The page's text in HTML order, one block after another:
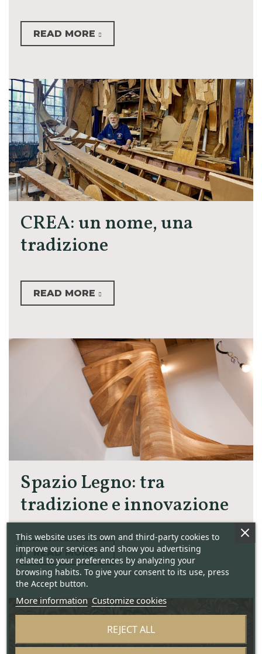
READ MORE
CREA: un nome, una
tradizione
READ MORE
Spazio Legno: tra
tradizione e innovazione
READ MORE
This website uses its own and third-party cookies to
improve our services and show you advertising
related to your preferences by analyzing your
browsing habits. To give your consent to its use, press
the Accept button.
More information Customize cookies
REJECT ALL